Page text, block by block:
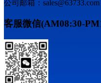
公司邮箱：sales@63733.com
客服微信(AM08:30-